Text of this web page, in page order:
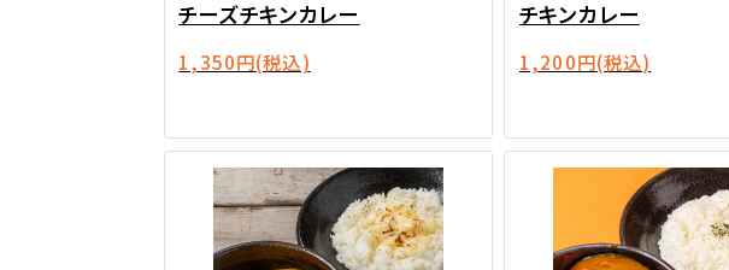
チーズチキンカレー
1,350円(税込)
チキンカレー
1,200円(税込)